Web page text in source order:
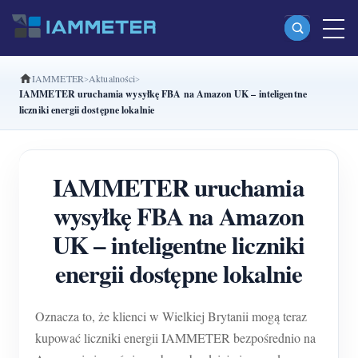
Produkty
Jednofazowy licznik energii Wi-Fi (WEM3080)
Dwufazowy licznik energii Wi-Fi split-phase
(WEM2067)
Trójfazowy licznik energii Wi-Fi (WEM3080T)
Trójfazowy licznik energii Wi-Fi (WEM3046T)
Trójfazowy licznik energii Wi-Fi (WEM3050T)
IAMMETER Cloud Pro
IAMMETER Aktualności
IAMMETER uruchamia wysyłkę FBA na Amazon UK – inteligentne
liczniki energii dostępne lokalnie
IAMMETER uruchamia
wysyłkę FBA na Amazon
UK – inteligentne liczniki
energii dostępne lokalnie
Oznacza to, że klienci w Wielkiej Brytanii mogą teraz
kupować liczniki energii IAMMETER bezpośrednio na